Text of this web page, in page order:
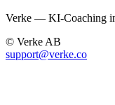
Verke — KI-Coaching
© Verke AB
support@verke.co